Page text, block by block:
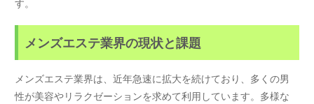
メンズエステ業界の現状と課題
メンズエステ業界は、近年急速に拡大を続けており、多くの男
性が美容やリラクゼーションを求めて利用しています。多様な